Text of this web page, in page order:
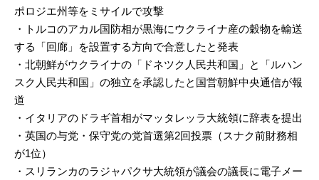
ポロジエ州等をミサイルで攻撃
・トルコのアカル国防相が黒海にウクライナ産の穀物を輸送
する「回廊」を設置する方向で合意したと発表
・北朝鮮がウクライナの「ドネツク人民共和国」と「ルハン
スク人民共和国」の独立を承認したと国営朝鮮中央通信が報
道
・イタリアのドラギ首相がマッタレッラ大統領に辞表を提出
・英国の与党・保守党の党首選第2回投票（スナク前財務相
が1位）
・スリランカのラジャパクサ大統領が議会の議長に電子メー